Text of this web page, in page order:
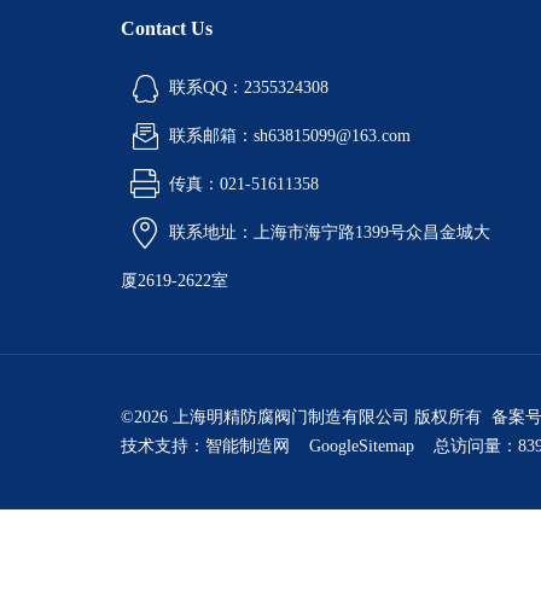
Contact Us
联系QQ：2355324308
联系邮箱：sh63815099@163.com
传真：021-51611358
联系地址：上海市海宁路1399号众昌金城大
厦2619-2622室
©2026 上海明精防腐阀门制造有限公司 版权所有 备案
技术支持： 智能制造网 GoogleSitemap 总访问量：